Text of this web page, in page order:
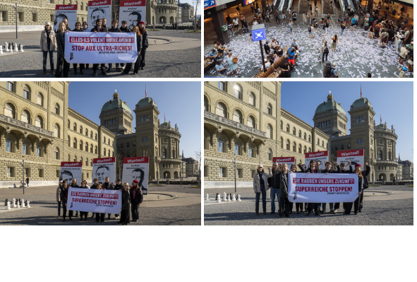
FR 250318 Action Débat Conseil National DE 250812 Lancierung Kampagne12